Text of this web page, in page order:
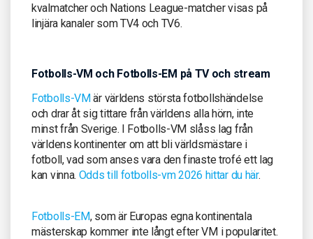
kvalmatcher och Nations League-matcher visas på
linjära kanaler som TV4 och TV6.
Fotbolls-VM och Fotbolls-EM på TV och stream
Fotbolls-VMär världens största fotbollshändelse
och drar åt sig tittare från världens alla hörn, inte
minst från Sverige. I Fotbolls-VM slåss lag från
världens kontinenter om att bli världsmästare i
fotboll, vad som anses vara den finaste trofé ett lag
kan vinna. Odds till fotbolls-vm 2026 hittar du här.
Fotbolls-EM, som är Europas egna kontinentala
mästerskap kommer inte långt efter VM i popularitet.